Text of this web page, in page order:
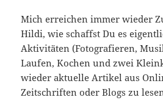
Mich erreichen immer wieder
Hildi, wie schaffst Du es
Aktivitäten (Fotografieren,
Laufen, Kochen und zwei
wieder aktuelle Artikel aus
Zeitschriften oder Blogs zu